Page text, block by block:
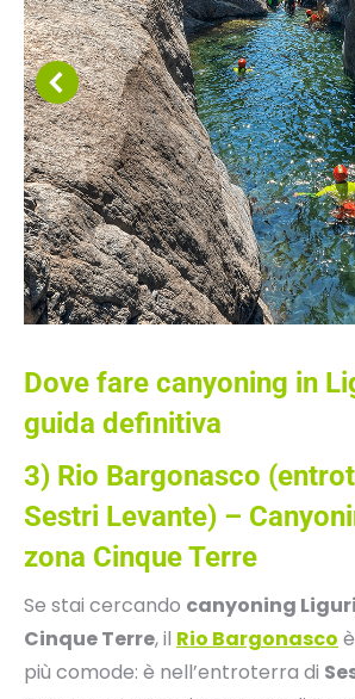
Dove fare canyoning in
guida definitiva
3) Rio Bargonasco
Sestri Levante) –
zona Cinque Terre
Se stai cercando canyoning
Cinque Terre, il Rio Bargonasco
più comode: è nell’entroterra di